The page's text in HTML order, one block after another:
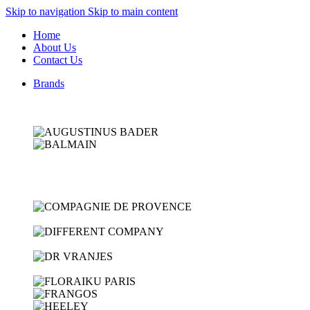
Skip to navigation Skip to main content
Home
About Us
Contact Us
Brands